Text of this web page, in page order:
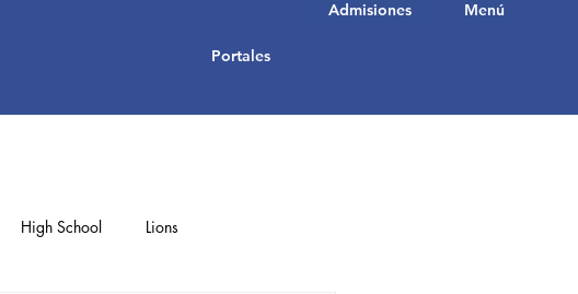
Portales
Menú
Admisiones
High School Lions